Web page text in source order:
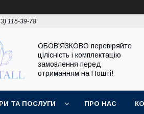
115-39-78
ОБОВ’ЯЗКОВО перевіряйте
цілісність і комплектацію
замовлення перед
отриманням на Пошті!
ТА ПОСЛУГИ ПРО НАС